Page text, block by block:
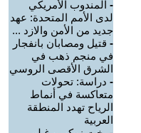
- المندوب الأمريكي
لدى الأمم المتحدة: عهد
جديد من الأمن والازد ...
- قتيل ومصابان بانفجار
في منجم ذهب في
الشرق الأقصى الروسي
- دراسة: تحولات
متعاكسة في أنماط
الرياح تهدد المنطقة
العربية